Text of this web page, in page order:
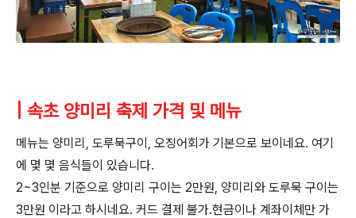
| 속초 양미리 축제 가격 및 메뉴
메뉴는 양미리, 도루묵구이, 오징어회가 기본으로 보이네요. 여기
에 몇 몇 음식들이 있습니다.
2~3인분 기준으로 양미리 구이는 2만원, 양미리와 도루묵 구이는
3만원 이라고 하시네요. 커드 결제 불가.현금이나 계좌이체만 가